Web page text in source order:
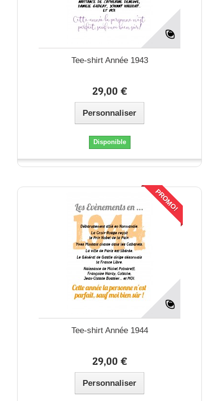
Tee-shirt Année 1943
29,00 €
Personnaliser
Disponible
PROMO!
Tee-shirt Année 1944
29,00 €
Personnaliser